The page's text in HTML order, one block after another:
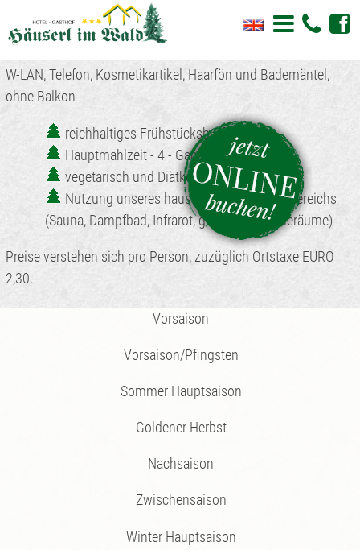
Kostenloses W-LAN in allen Zimmern & Suiten
W-LAN, Telefon, Kosmetikartikel, Haarfön und Bademäntel,
ohne Balkon
reichhaltiges Frühstücksbuffet
Hauptmahlzeit - 4 - Gang - Wahlmenüs
vegetarisch und Diätkost möglich
Nutzung unseres hauseigenen Wellnessbereichs
(Sauna, Dampfbad, Infrarot, gemütliche Ruheräume)
Preise verstehen sich pro Person, zuzüglich Ortstaxe EURO
2,30.
Vorsaison
Vorsaison/Pfingsten
Sommer Hauptsaison
Goldener Herbst
Nachsaison
Zwischensaison
Winter Hauptsaison
Häuserl im Wald
Restaurant
Zimmer & Suiten
Wellness
Ihre Gastgeber
Bildergalerie
Sommer
Wandern und mehr
E-Bikes
Nordic Walking
Jagen
Fischen
Der Lungau
Winter
Skifahren und Snowboarden
Langlaufen
Abseits der Piste
Ausflugsziele
Preise
Online Buchen
Zimmer & Suiten Übersicht
Unverbindlich anfragen
Kontakt
Anreise